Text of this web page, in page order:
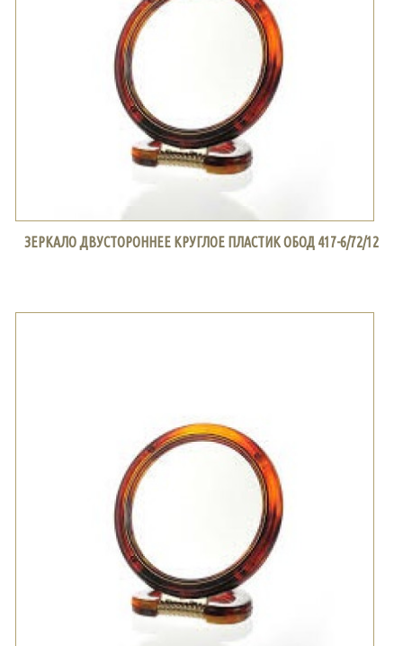
ЗЕРКАЛО ДВУСТОРОННЕЕ КРУГЛОЕ ПЛАСТИК ОБОД 417-6/72/12